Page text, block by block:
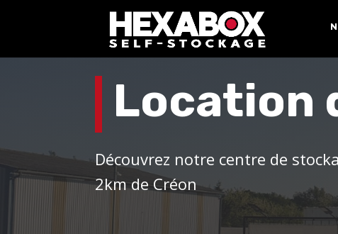
Location
Découvrez notre centre de
2km de Créon